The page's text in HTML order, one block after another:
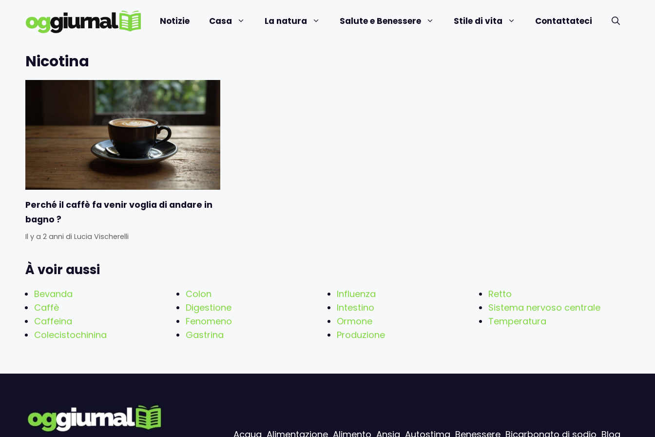
contenuto
Notizie Casa La natura Salute e Benessere Stile di vita Contattateci
Nicotina
Perché il caffè fa venir voglia di andare in
bagno ?
Il y a 2 anni di Lucia Vischerelli
À voir aussi
Bevanda
Caffè
Caffeina
Colecistochinina
Colon
Digestione
Fenomeno
Gastrina
Influenza
Intestino
Ormone
Produzione
Retto
Sistema nervoso centrale
Temperatura
Acqua Alimentazione Alimento Ansia Autostima Benessere Bicarbonato di sodio Blog